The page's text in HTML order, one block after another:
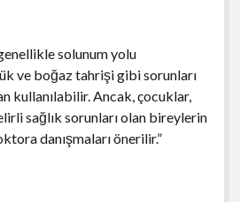
solunum yolu
ve boğaz tahrişi gibi sorunları
kullanılabilir. Ancak, çocuklar,
sağlık sorunları olan bireylerin
danışmaları önerilir.”